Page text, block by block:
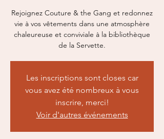
Rejoignez Couture & the Gang et redonnez
vie à vos vêtements dans une atmosphère
chaleureuse et conviviale à la bibliothèque
de la Servette.
Les inscriptions sont closes car
vous avez été nombreux à vous
inscrire, merci!
Voir d'autres événements